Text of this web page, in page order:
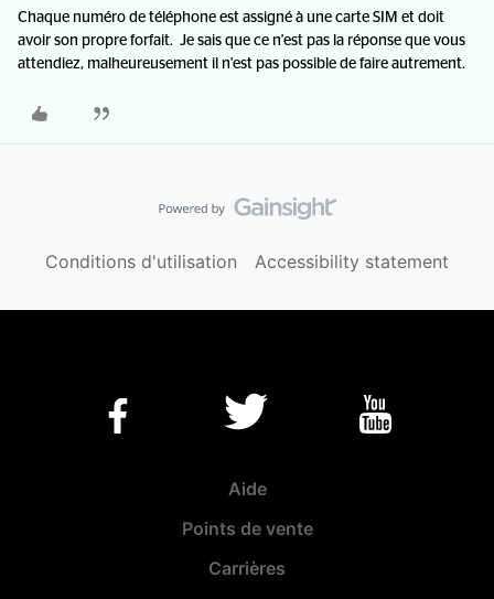
Chaque numéro de téléphone est assigné à une carte SIM et doit
avoir son propre forfait. Je sais que ce n'est pas la réponse que vous
attendiez, malheureusement il n'est pas possible de faire autrement.
Conditions d'utilisation Accessibility statement
Aide
Points de vente
Carrières